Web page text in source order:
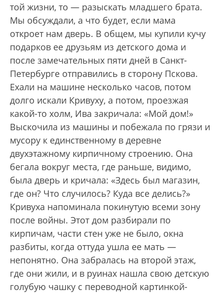
той жизни, то — разыскать младшего брата.
Мы обсуждали, а что будет, если мама
откроет нам дверь. В общем, мы купили кучу
подарков ее друзьям из детского дома и
после замечательных пяти дней в Санкт-
Петербурге отправились в сторону Пскова.
Ехали на машине несколько часов, потом
долго искали Кривуху, а потом, проезжая
какой-то холм, Ива закричала: «Мой дом!»
Выскочила из машины и побежала по грязи и
мусору к единственному в деревне
двухэтажному кирпичному строению. Она
бегала вокруг места, где раньше, видимо,
была дверь и кричала: «Здесь был магазин,
где он? Что случилось? Куда все делись?»
Кривуха напоминала покинутую всеми зону
после войны. Этот дом разбирали по
кирпичам, части стен уже не было, окна
разбиты, когда оттуда ушла ее мать —
непонятно. Она забралась на второй этаж,
где они жили, и в руинах нашла свою детскую
голубую чашку с переводной картинкой-